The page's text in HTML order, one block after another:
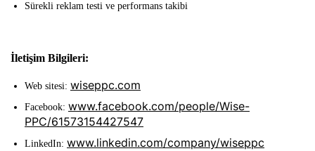
Sürekli reklam testi ve performans takibi
İletişim Bilgileri:
Web sitesi: wiseppc.com
Facebook: www.facebook.com/people/Wise-
PPC/61573154427547
LinkedIn: www.linkedin.com/company/wiseppc